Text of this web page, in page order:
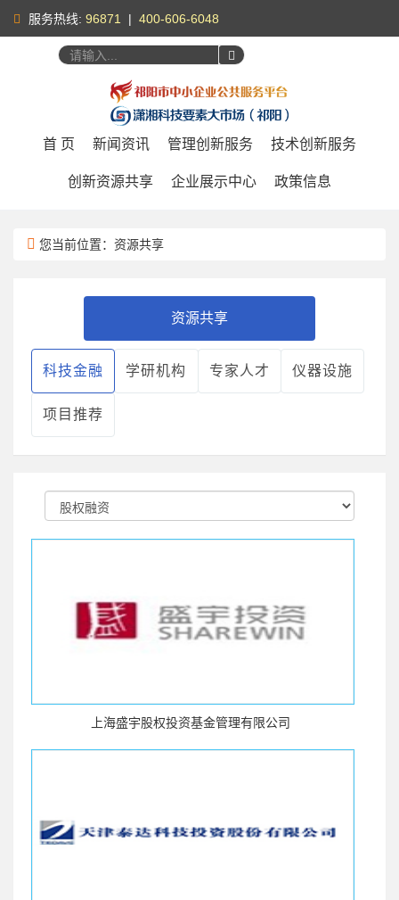
服务热线: 96871 | 400-606-6048
首 页 新闻资讯 管理创新服务 技术创新服务
创新资源共享 企业展示中心 政策信息
您当前位置：资源共享
资源共享
科技金融 学研机构 专家人才 仪器设施
项目推荐
上海盛宇股权投资基金管理有限公司